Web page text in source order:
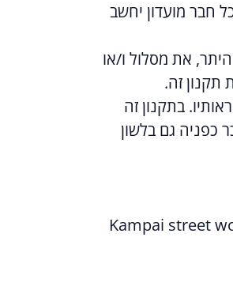
חבר מועדון יחשב
את מסלול ו/או
זה.
בתקנון זה
כפניה גם בלשון
Kampai street